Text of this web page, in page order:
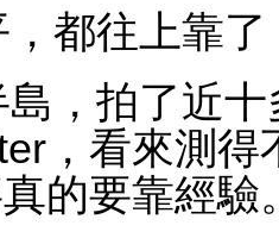
都往上靠
，拍了近
，看來測
的要靠經驗